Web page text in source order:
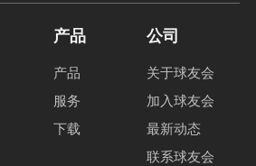
产品
产品
服务
下载
公司
关于球友会
加入球友会
最新动态
联系球友会